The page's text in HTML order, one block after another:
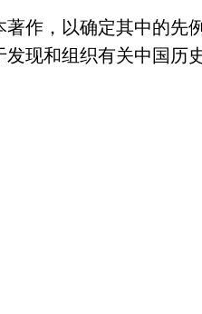
作，以确定其中的先
现和组织有关中国历